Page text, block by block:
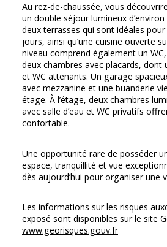
Au rez-de-chaussée, vous
un double séjour lumineux d’environ
deux terrasses qui sont idéales
jours, ainsi qu’une cuisine ouverte
niveau comprend également un
deux chambres avec placards, dont
et WC attenants. Un garage
avec mezzanine et une buanderie
étage. À l’étage, deux chambres
avec salle d’eau et WC privatifs
confortable.
Une opportunité rare de posséder
espace, tranquillité et vue
dès aujourd’hui pour organiser une
Les informations sur les risques
exposé sont disponibles sur le site
www.georisques.gouv.fr